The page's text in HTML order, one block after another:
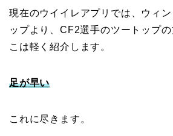
現在のウイイレアプリでは、ウィ
ップより、CF2選手のツートップ
こは軽く紹介します。
足が早い
これに尽きます。